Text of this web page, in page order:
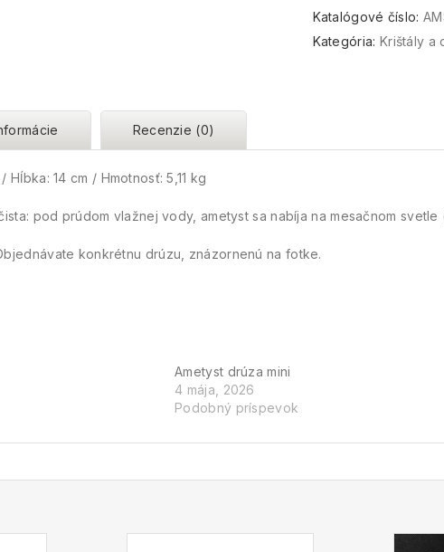
Katalógové číslo:
Kategória: Krištály a
Recenzie (0)
Hĺbka: 14 cm / Hmotnosť: 5,11 kg
pod prúdom vlažnej vody, ametyst sa nabíja na mesačnom
konkrétnu drúzu, znázornenú na fotke.
Ametyst drúza mini
4 mája, 2026
Podobný príspevok